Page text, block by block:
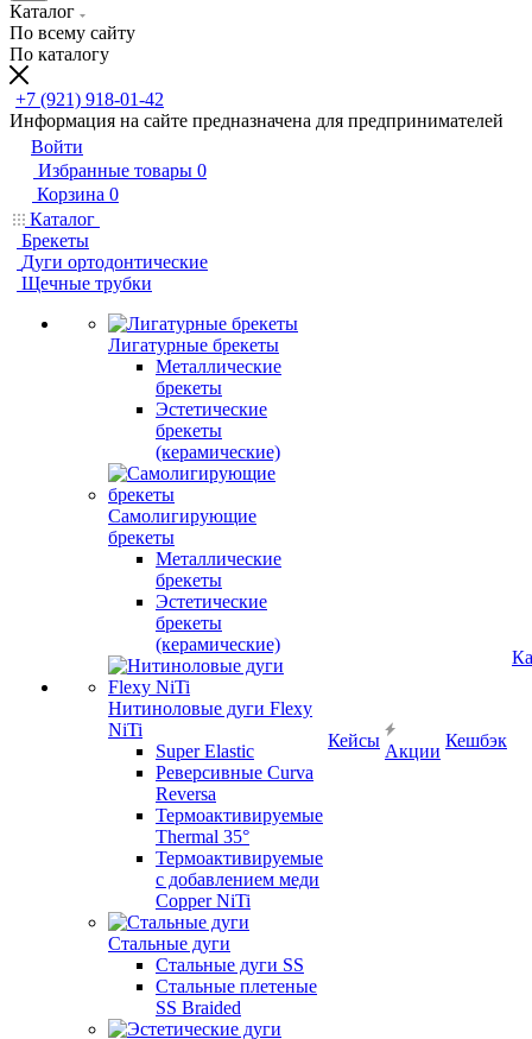
Каталог
По всему сайту
По каталогу
+7 (921) 918-01-42
Информация на сайте предназначена для предпринимателей
Войти
Избранные товары 0
Корзина 0
Каталог
Брекеты
Дуги ортодонтические
Щечные трубки
Лигатурные брекеты
Металлические
брекеты
Эстетические
брекеты
(керамические)
Самолигирующие
брекеты
Металлические
брекеты
Эстетические
брекеты
(керамические)
Нитиноловые дуги Flexy
NiTi
Super Elastic
Реверсивные Curva
Reversa
Термоактивируемые
Thermal 35°
Термоактивируемые
с добавлением меди
Copper NiTi
Стальные дуги
Стальные дуги SS
Стальные плетеные
SS Braided
Кейсы
Акции
Кешбэк